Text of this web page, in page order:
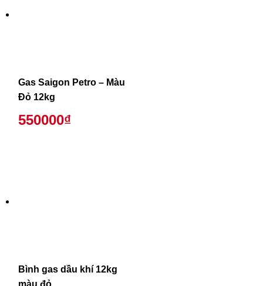
Gas Saigon Petro – Màu
Đỏ 12kg
550000₫
Bình gas dầu khí 12kg